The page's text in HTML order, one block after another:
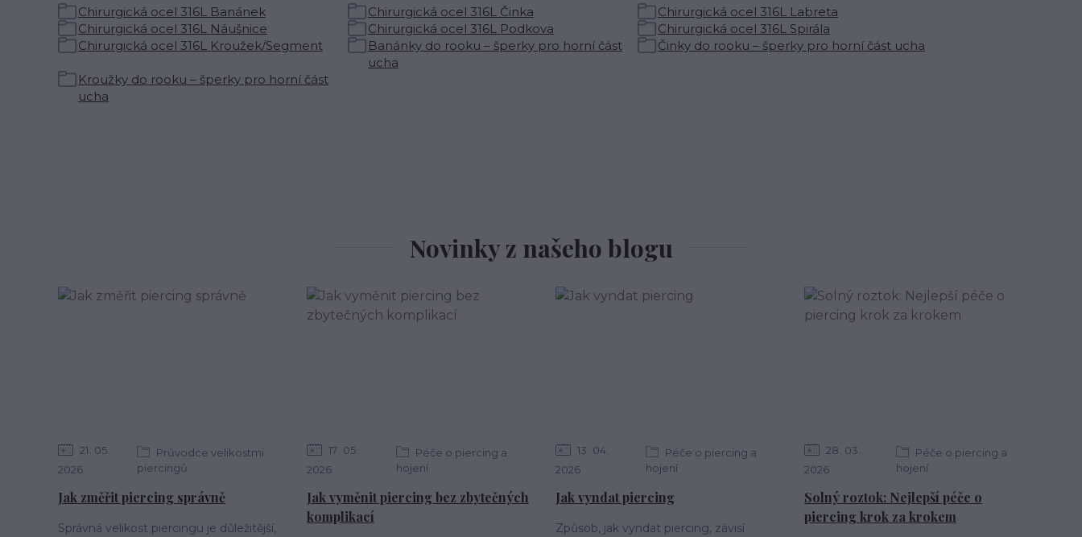
Chirurgická ocel 316L Banánek Chirurgická ocel 316L Činka
Chirurgická ocel 316L Labreta
Chirurgická ocel 316L Náušnice
Chirurgická ocel 316L Podkova
Chirurgická ocel 316L Spirála
Chirurgická ocel 316L Kroužek/Segment
Banánky do rooku – šperky pro horní část
ucha
Činky do rooku – šperky pro horní část ucha
Kroužky do rooku – šperky pro horní část
ucha
Novinky z našeho blogu
21 05
2026
Průvodce velikostmi
piercingů
Jak změřit piercing správně
Správná velikost piercingu je důležitější,
17 05
2026
Péče o piercing a
hojení
Jak vyměnit piercing bez zbytečných
komplikací
13 04
2026
Péče o piercing a
hojení
Jak vyndat piercing
Způsob, jak vyndat piercing, závisí
28 03
2026
Péče o piercing a
hojení
Solný roztok: Nejlepší péče o
piercing krok za krokem